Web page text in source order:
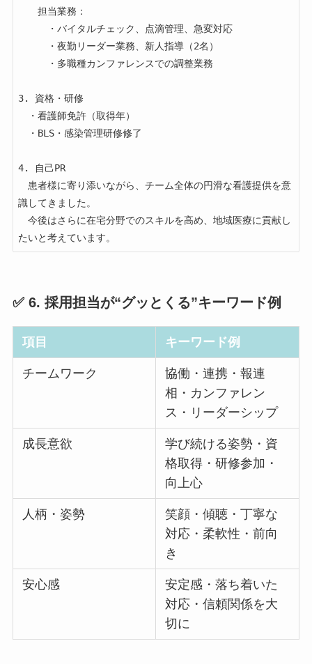
担当業務：
・バイタルチェック、点滴管理、急変対応
・夜勤リーダー業務、新人指導（2名）
・多職種カンファレンスでの調整業務
3. 資格・研修
・看護師免許（取得年）
・BLS・感染管理研修修了
4. 自己PR
患者様に寄り添いながら、チーム全体の円滑な看護提供を意
識してきました。
今後はさらに在宅分野でのスキルを高め、地域医療に貢献し
✅ 6. 採用担当が“グッとくる”キーワード例
項目 キーワード例
チームワーク
協働・連携・報連
相・カンファレン
ス・リーダーシップ
成長意欲
学び続ける姿勢・資
格取得・研修参加・
向上心
人柄・姿勢
笑顔・傾聴・丁寧な
対応・柔軟性・前向
き
安心感
安定感・落ち着いた
対応・信頼関係を大
切に